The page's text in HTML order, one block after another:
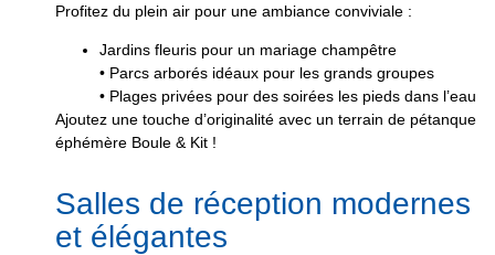
Profitez du plein air pour une ambiance conviviale :
Jardins fleuris pour un mariage champêtre
• Parcs arborés idéaux pour les grands groupes
• Plages privées pour des soirées les pieds dans l’eau
Ajoutez une touche d’originalité avec un terrain de pétanque
éphémère Boule & Kit !
Salles de réception modernes
et élégantes